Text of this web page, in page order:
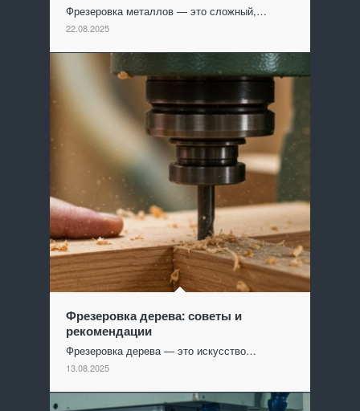
Фрезеровка металлов — это сложный,…
22.08.2025
Фрезеровка дерева: советы и
рекомендации
Фрезеровка дерева — это искусство…
13.08.2025